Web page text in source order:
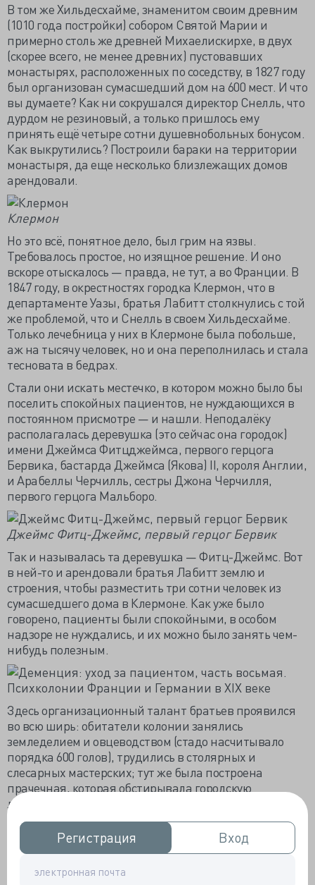
Регистрация
Регистрация Вход
Вход
В том же Хильдесхайме, знаменитом своим древним
(1010 года постройки) собором Святой Марии и
примерно столь же древней Михаелискирхе, в двух
(скорее всего, не менее древних) пустовавших
монастырях, расположенных по соседству, в 1827 году
был организован сумасшедший дом на 600 мест. И что
вы думаете? Как ни сокрушался директор Снелль, что
дурдом не резиновый, а только пришлось ему
принять ещё четыре сотни душевнобольных бонусом.
Как выкрутились? Построили бараки на территории
монастыря, да еще несколько близлежащих домов
арендовали.
Клермон
Но это всё, понятное дело, был грим на язвы.
Требовалось простое, но изящное решение. И оно
вскоре отыскалось — правда, не тут, а во Франции. В
1847 году, в окрестностях городка Клермон, что в
департаменте Уазы, братья Лабитт столкнулись с той
же проблемой, что и Снелль в своем Хильдесхайме.
Только лечебница у них в Клермоне была побольше,
аж на тысячу человек, но и она переполнилась и стала
тесновата в бедрах.
Стали они искать местечко, в котором можно было бы
поселить спокойных пациентов, не нуждающихся в
постоянном присмотре — и нашли. Неподалёку
располагалась деревушка (это сейчас она городок)
имени Джеймса Фитцджеймса, первого герцога
Бервика, бастарда Джеймса (Якова) II, короля Англии,
и Арабеллы Черчилль, сестры Джона Черчилля,
первого герцога Мальборо.
Джеймс Фитц-Джеймс, первый герцог Бервик
Так и называлась та деревушка — Фитц-Джеймс. Вот
в ней-то и арендовали братья Лабитт землю и
строения, чтобы разместить три сотни человек из
сумасшедшего дома в Клермоне. Как уже было
говорено, пациенты были спокойными, в особом
надзоре не нуждались, и их можно было занять чем-
нибудь полезным.
Здесь организационный талант братьев проявился
во всю ширь: обитатели колонии занялись
земледелием и овцеводством (стадо насчитывало
порядка 600 голов), трудились в столярных и
слесарных мастерских; тут же была построена
прачечная, которая обстирывала городскую
лечебницу... Вскоре колония не просто перестала
тянуть из организаторов деньги — она стала
приносить весьма ощутимый доход. Иными словами,
положение дел в этой психколонии сложилось даже
пятнадцатью годами ранее, взялся обустраивать